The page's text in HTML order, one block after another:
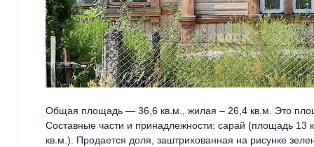
Общая площадь — 36,6 кв.м., жилая – 26,4 кв.м. Это
Составные части и принадлежности: сарай (площадь
кв.м.). Продается доля, заштрихованная на рисунке